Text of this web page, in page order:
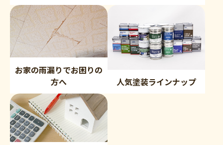
お家の雨漏りでお困りの
方へ
人気塗装ラインナップ